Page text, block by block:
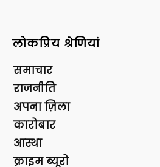
लोकप्रिय श्रेणियां
समाचार
राजनीति
अपना ज़िला
कारोबार
आस्था
क्राइम ब्यूरो